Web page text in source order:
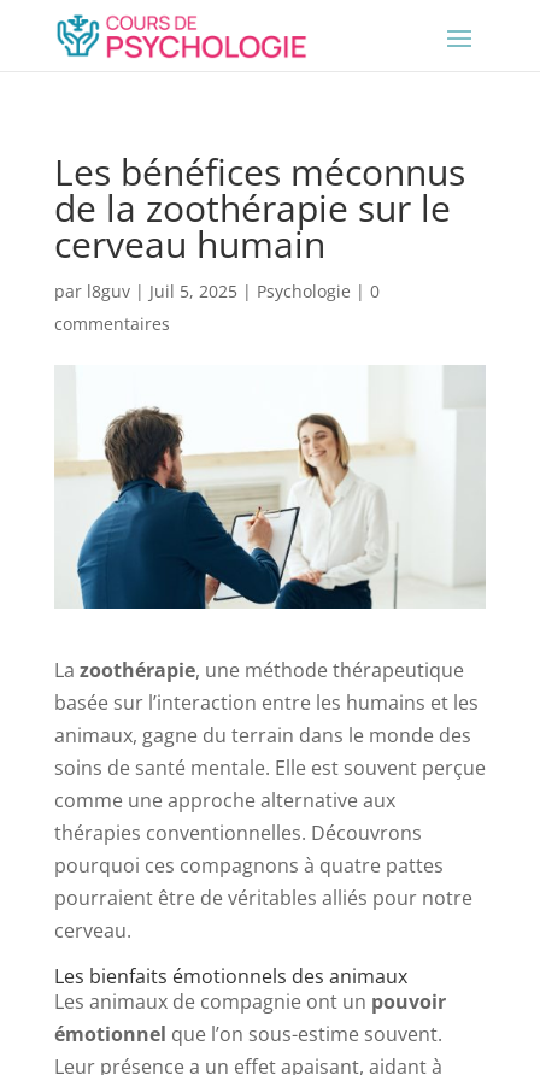
Les bénéfices méconnus
de la zoothérapie sur le
cerveau humain
par l8guv| Juil 5, 2025| Psychologie | 0
commentaires
La zoothérapie, une méthode thérapeutique
basée sur l’interaction entre les humains et les
animaux, gagne du terrain dans le monde des
soins de santé mentale. Elle est souvent perçue
comme une approche alternative aux
thérapies conventionnelles. Découvrons
pourquoi ces compagnons à quatre pattes
pourraient être de véritables alliés pour notre
cerveau.
Les bienfaits émotionnels des animaux
Les animaux de compagnie ont un pouvoir
émotionnel que l’on sous-estime souvent.
Leur présence a un effet apaisant, aidant à